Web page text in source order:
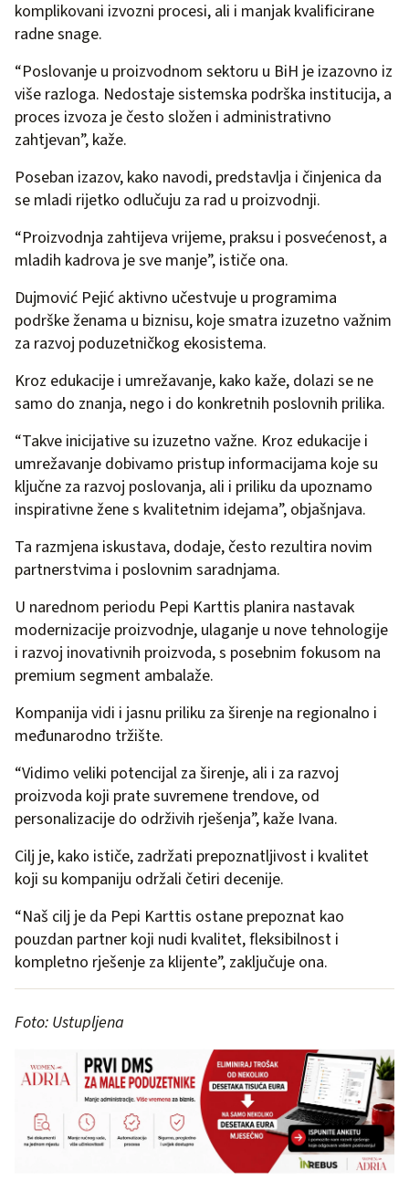
komplikovani izvozni procesi, ali i manjak kvalificirane
radne snage.
“Poslovanje u proizvodnom sektoru u BiH je izazovno iz
više razloga. Nedostaje sistemska podrška institucija, a
proces izvoza je često složen i administrativno
zahtjevan”, kaže.
Poseban izazov, kako navodi, predstavlja i činjenica da
se mladi rijetko odlučuju za rad u proizvodnji.
“Proizvodnja zahtijeva vrijeme, praksu i posvećenost, a
mladih kadrova je sve manje”, ističe ona.
Dujmović Pejić aktivno učestvuje u programima
podrške ženama u biznisu, koje smatra izuzetno važnim
za razvoj poduzetničkog ekosistema.
Kroz edukacije i umrežavanje, kako kaže, dolazi se ne
samo do znanja, nego i do konkretnih poslovnih prilika.
“Takve inicijative su izuzetno važne. Kroz edukacije i
umrežavanje dobivamo pristup informacijama koje su
ključne za razvoj poslovanja, ali i priliku da upoznamo
inspirativne žene s kvalitetnim idejama”, objašnjava.
Ta razmjena iskustava, dodaje, često rezultira novim
partnerstvima i poslovnim saradnjama.
U narednom periodu Pepi Karttis planira nastavak
modernizacije proizvodnje, ulaganje u nove tehnologije
i razvoj inovativnih proizvoda, s posebnim fokusom na
premium segment ambalaže.
Kompanija vidi i jasnu priliku za širenje na regionalno i
međunarodno tržište.
“Vidimo veliki potencijal za širenje, ali i za razvoj
proizvoda koji prate suvremene trendove, od
personalizacije do održivih rješenja”, kaže Ivana.
Cilj je, kako ističe, zadržati prepoznatljivost i kvalitet
koji su kompaniju održali četiri decenije.
“Naš cilj je da Pepi Karttis ostane prepoznat kao
pouzdan partner koji nudi kvalitet, fleksibilnost i
kompletno rješenje za klijente”, zaključuje ona.
Foto: Ustupljena